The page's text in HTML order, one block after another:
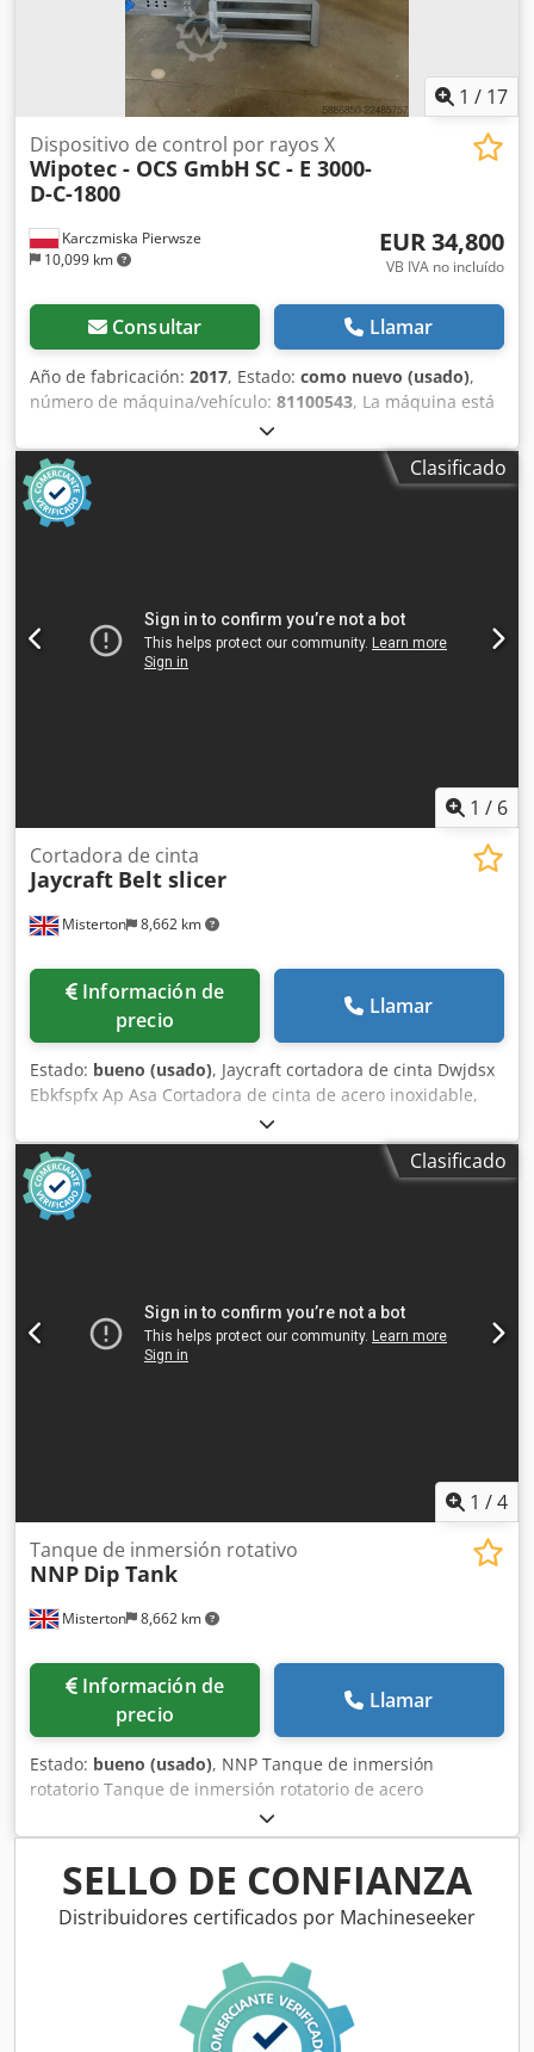
1 / 17
Karczmiska Pierwsze
10,099 km
Dispositivo de control por rayos X
Wipotec - OCS GmbH SC - E 3000-
D-C-1800
EUR 34,800
VB IVA no incluído
Consultar Llamar
Año de fabricación: 2017, Estado: como nuevo (usado),
número de máquina/vehículo: 81100543, La máquina está
lista para su uso y solo ha funcionado durante 3 años
desde su compra. El dispositivo se instaló en la línea de
producción de sopas en envases de 220 ml a 360 ml. Serie
de producción: SC-3000-XXX Anchura del escaneo: 320 mm
Resolución óptica: 1 píxel = 0,16 mm Tensión nominal:
funcionamiento: 5 °C - 40 °C Peso de la máquina: 420 kg
Longitud: 1750 mm Profundidad: 720 mm Altura: 2290 mm
Declaración de conformidad de la UE Djdszrh D Sspfx Ap
Clasificado
1 / 6
Misterton 8,662 km
Cortadora de cinta
Jaycraft Belt slicer
Información de
precio
Llamar
Estado: bueno (usado), Jaycraft cortadora de cinta Dwjdsx
Ebkfspfx Ap Asa Cortadora de cinta de acero inoxidable,
ancho de cinta 100 mm, usada previamente para cortar
zanahorias, longitud total 2900 mm, incluye cinta de
repuesto nueva, móvil, trifásica.
Clasificado
1 /4
Misterton 8,662 km
Tanque de inmersión rotativo
NNP Dip Tank
Información de
precio
Llamar
Estado: bueno (usado), NNP Tanque de inmersión
rotatorio Tanque de inmersión rotatorio de acero
inoxidable, velocidad variable, longitud del tambor
rotatorio 900 mm, diámetro del tambor rotatorio 1100 mm,
desagüe central inferior, previamente usado para frutas y
verduras, móvil, trifásico. Dedpfxjx Ebizo Ap Aowa
SELLO DE CONFIANZA
Distribuidores certificados por Machineseeker